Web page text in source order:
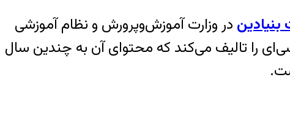
بنیادین در وزارت آموزش‌و‌پرورش و نظام آموزشی
را تالیف می‌کند که محتوای آن به چندین سال